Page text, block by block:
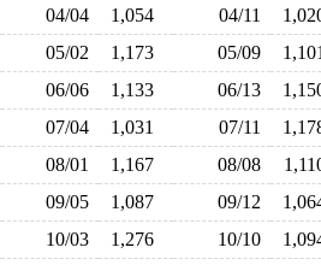
04/04 1,054 04/11
05/02 1,173 05/09
06/06 1,133 06/13
07/04 1,031 07/11
08/01 1,167 08/08
09/05 1,087 09/12
10/03 1,276 10/10